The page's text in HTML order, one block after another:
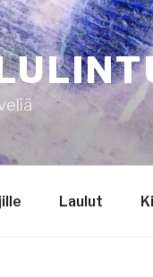
Laulut